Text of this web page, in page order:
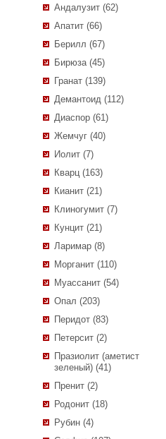
Андалузит (62)
Апатит (66)
Берилл (67)
Бирюза (45)
Гранат (139)
Демантоид (112)
Диаспор (61)
Жемчуг (40)
Иолит (7)
Кварц (163)
Кианит (21)
Клиногумит (7)
Кунцит (21)
Ларимар (8)
Морганит (110)
Муассанит (54)
Опал (203)
Перидот (83)
Петерсит (2)
Празиолит (аметист
зеленый) (41)
Пренит (2)
Родонит (18)
Рубин (4)